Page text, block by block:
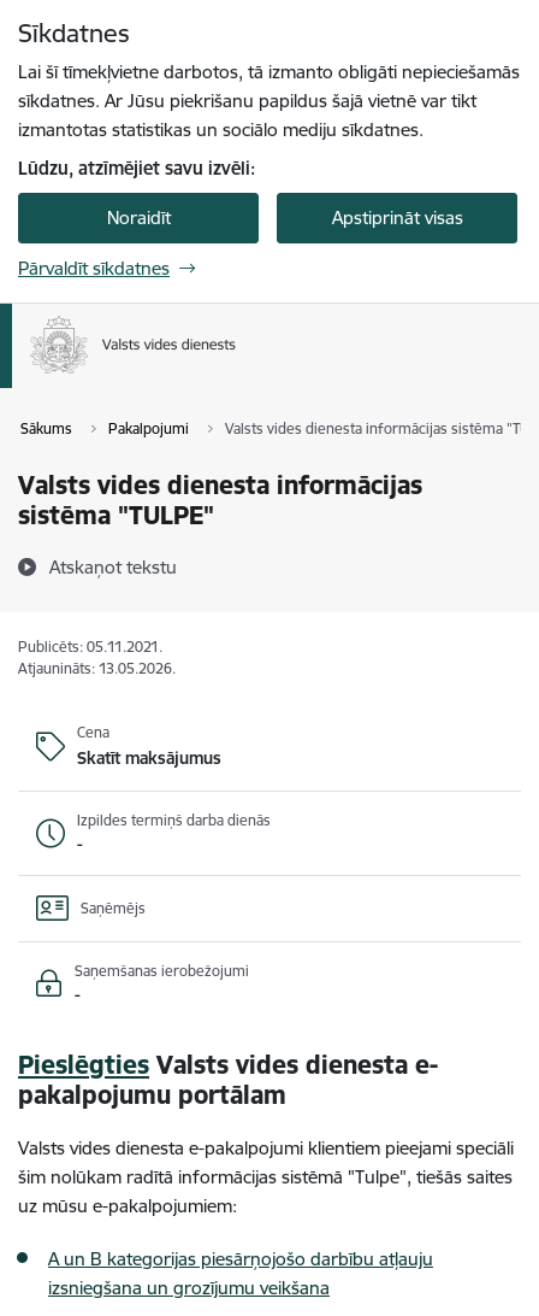
Sīkdatnes
Lai šī tīmekļvietne darbotos, tā izmanto obligāti nepieciešamās
sīkdatnes. Ar Jūsu piekrišanu papildus šajā vietnē var tikt
izmantotas statistikas un sociālo mediju sīkdatnes.
Lūdzu, atzīmējiet savu izvēli:
Noraidīt Apstiprināt visas
Pārvaldīt sīkdatnes
Sākums Pakalpojumi Valsts vides dienesta informācijas sistēma
Valsts vides dienesta informācijas
sistēma "TULPE"
Atskaņot tekstu
Publicēts: 05.11.2021.
Atjaunināts: 13.05.2026.
Cena
Skatīt maksājumus
Izpildes termiņš darba dienās
-
Saņēmējs
Saņemšanas ierobežojumi
-
PieslēgtiesValsts vides dienesta e-
pakalpojumu portālam
Valsts vides dienesta e-pakalpojumi klientiem pieejami speciāli
šim nolūkam radītā informācijas sistēmā "Tulpe", tiešās saites
uz mūsu e-pakalpojumiem:
A un B kategorijas piesārņojošo darbību atļauju
izsniegšana un grozījumu veikšana